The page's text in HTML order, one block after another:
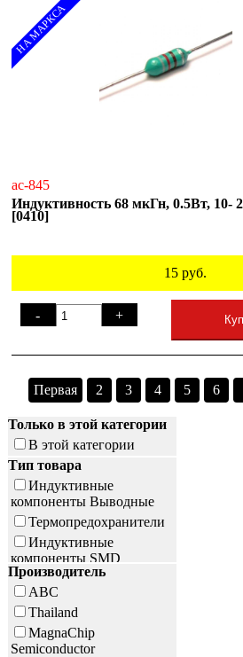
НА МАРКСА
ac-845
Индуктивность 68 мкГн, 0.5Вт, 10-
[0410]
15 руб.
- +
Первая 2 3 4 5 6
Только в этой категории
В этой категории
Тип товара
Индуктивные
компоненты Выводные
Термопредохранители
Индуктивные
компоненты SMD
Производитель
ABC
Thailand
MagnaChip
Semiconductor